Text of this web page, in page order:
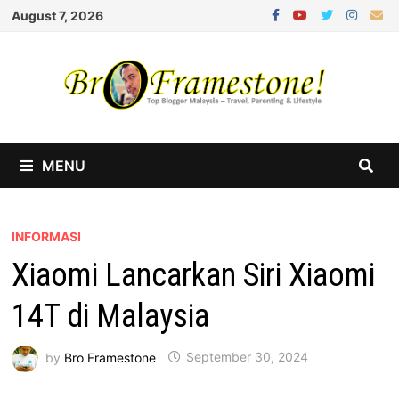
Skip
August 7, 2026
MENU
INFORMASI
Xiaomi Lancarkan Siri Xiaomi
14T di Malaysia
by Bro Framestone September 30, 2024